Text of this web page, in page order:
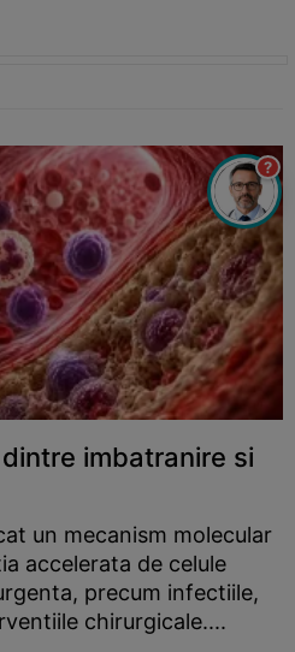
imbatranire si
un mecanism molecular
accelerata de celule
precum infectiile,
chirurgicale....
?